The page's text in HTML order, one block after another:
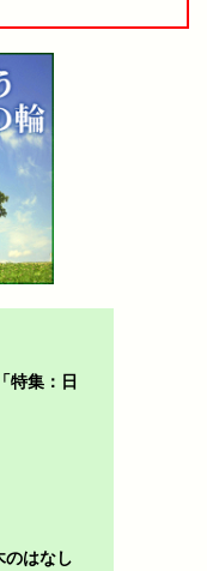
特集：日
のはなし